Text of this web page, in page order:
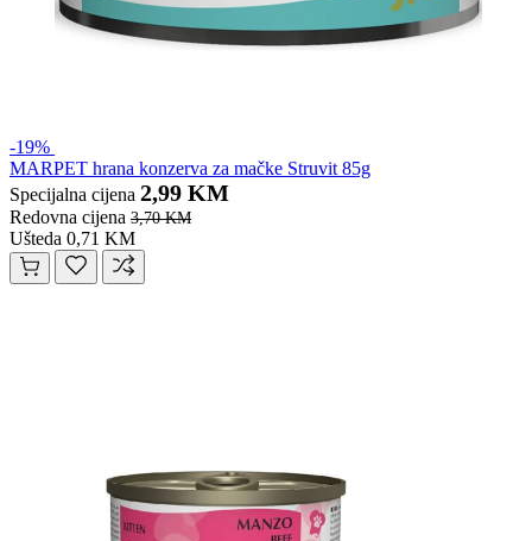
-19%
MARPET hrana konzerva za mačke Struvit 85g
Specijalna cijena 2,99 KM
Redovna cijena 3,70 KM
Ušteda 0,71 KM